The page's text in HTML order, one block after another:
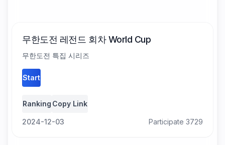
무한도전 레전드 회차World Cup
무한도전 특집 시리즈
Start
Ranking Copy Link
2024-12-03 Participate 3729